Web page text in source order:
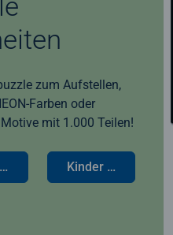
zum Aufstellen,
Farben oder
mit 1.000 Teilen!
Neuheiten für Erwachsene Kinder Neuheiten